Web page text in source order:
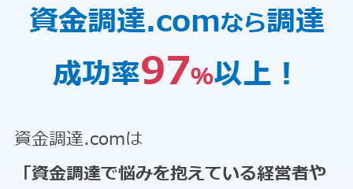
資金調達.comなら調達
成功率97％以上！
資金調達.comは
「資金調達で悩みを抱えている経営者や